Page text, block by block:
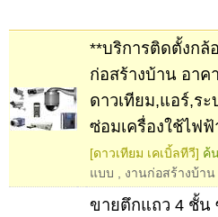
**บริการติดตั้งกล้
ก่อสร้างบ้าน อา
ดาวเทียม,แอร์,ร
ซ่อมเครื่องใช้ไฟ
[ดาวเทียม เคเบิ้ลทีวี] ค้
แบบ
งานก่อสร้างบ้าน
ขายตึกแถว 4 ชั้น